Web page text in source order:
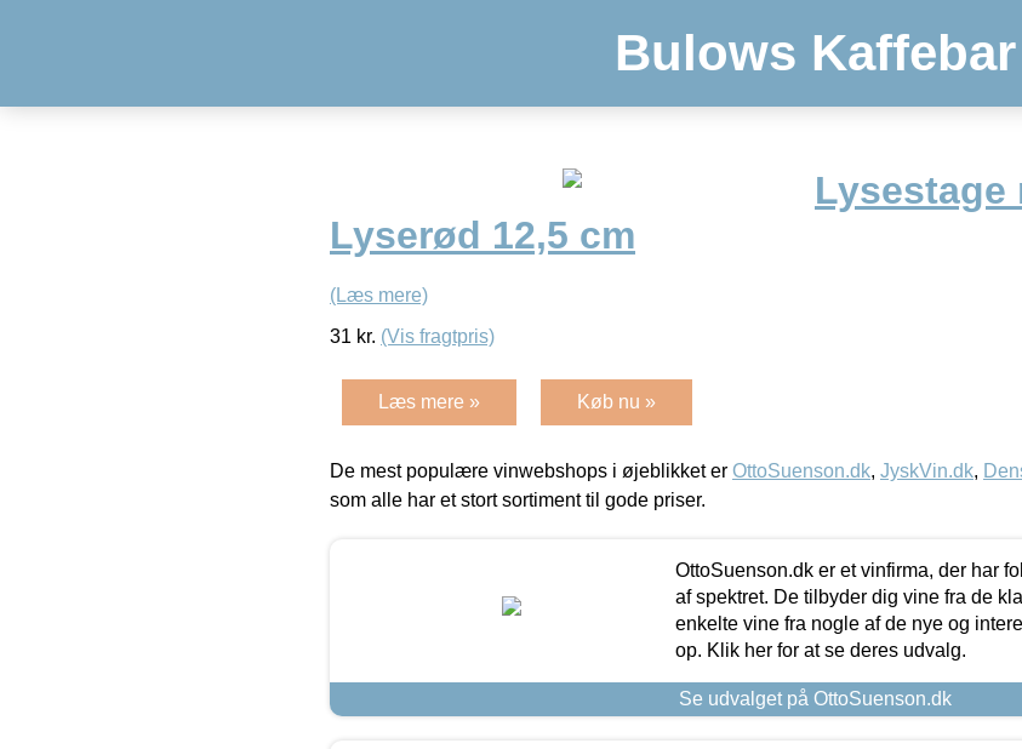
Bulows Kaffebar
Lysestage
Lyserød 12,5 cm
(Læs mere)
31 kr. (Vis fragtpris)
Læs mere » Køb nu »
De mest populære vinwebshops i øjeblikket er OttoSuenson.dk, JyskVin.dk,
som alle har et stort sortiment til gode priser.
OttoSuenson.dk er et vinfirma, der har
af spektret. De tilbyder dig vine fra de
enkelte vine fra nogle af de nye og
op. Klik her for at se deres udvalg.
Se udvalget på OttoSuenson.dk